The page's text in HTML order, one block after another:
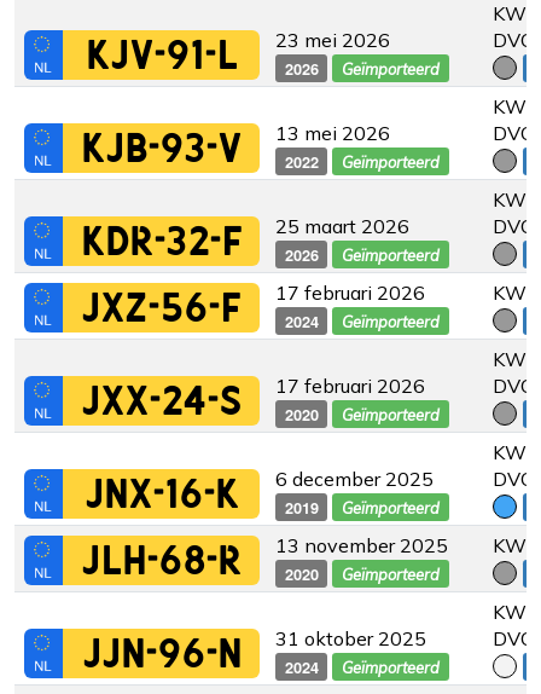
KJV-91-L 23 mei 2026
2026 Geïmporteerd
KW
KJB-93-V 13 mei 2026
2022 Geïmporteerd
KW
KDR-32-F 25 maart 2026
2026 Geïmporteerd
KW
JXZ-56-F 17 februari 2026
2024 Geïmporteerd
KW
JXX-24-S 17 februari 2026
2020 Geïmporteerd
KW
JNX-16-K 6 december 2025
2019 Geïmporteerd
KW
JLH-68-R 13 november 2025
2020 Geïmporteerd
KW
JJN-96-N 31 oktober 2025
2024 Geïmporteerd
KW